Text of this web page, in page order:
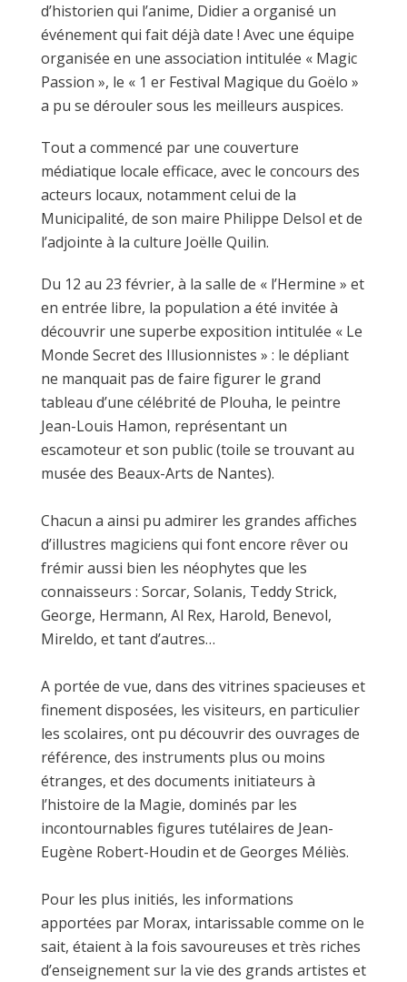
d’historien qui l’anime, Didier a organisé un
événement qui fait déjà date ! Avec une équipe
organisée en une association intitulée « Magic
Passion », le « 1 er Festival Magique du Goëlo »
a pu se dérouler sous les meilleurs auspices.
Tout a commencé par une couverture
médiatique locale efficace, avec le concours des
acteurs locaux, notamment celui de la
Municipalité, de son maire Philippe Delsol et de
l’adjointe à la culture Joëlle Quilin.
Du 12 au 23 février, à la salle de « l’Hermine » et
en entrée libre, la population a été invitée à
découvrir une superbe exposition intitulée « Le
Monde Secret des Illusionnistes » : le dépliant
ne manquait pas de faire figurer le grand
tableau d’une célébrité de Plouha, le peintre
Jean-Louis Hamon, représentant un
escamoteur et son public (toile se trouvant au
musée des Beaux-Arts de Nantes).
Chacun a ainsi pu admirer les grandes affiches
d’illustres magiciens qui font encore rêver ou
frémir aussi bien les néophytes que les
connaisseurs : Sorcar, Solanis, Teddy Strick,
George, Hermann, Al Rex, Harold, Benevol,
Mireldo, et tant d’autres…
A portée de vue, dans des vitrines spacieuses et
finement disposées, les visiteurs, en particulier
les scolaires, ont pu découvrir des ouvrages de
référence, des instruments plus ou moins
étranges, et des documents initiateurs à
l’histoire de la Magie, dominés par les
incontournables figures tutélaires de Jean-
Eugène Robert-Houdin et de Georges Méliès.
Pour les plus initiés, les informations
apportées par Morax, intarissable comme on le
sait, étaient à la fois savoureuses et très riches
d’enseignement sur la vie des grands artistes et